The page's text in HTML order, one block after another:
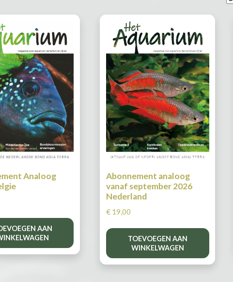
Analoog
AAN
Abonnement analoog
vanaf september 2026
Nederland
€ 19,00
TOEVOEGEN AAN
WINKELWAGEN